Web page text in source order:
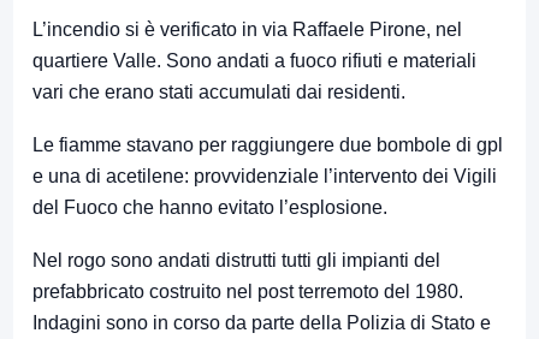
L’incendio si è verificato in via Raffaele Pirone, nel
quartiere Valle. Sono andati a fuoco rifiuti e materiali
vari che erano stati accumulati dai residenti.
Le fiamme stavano per raggiungere due bombole di gpl
e una di acetilene: provvidenziale l’intervento dei Vigili
del Fuoco che hanno evitato l’esplosione.
Nel rogo sono andati distrutti tutti gli impianti del
prefabbricato costruito nel post terremoto del 1980.
Indagini sono in corso da parte della Polizia di Stato e